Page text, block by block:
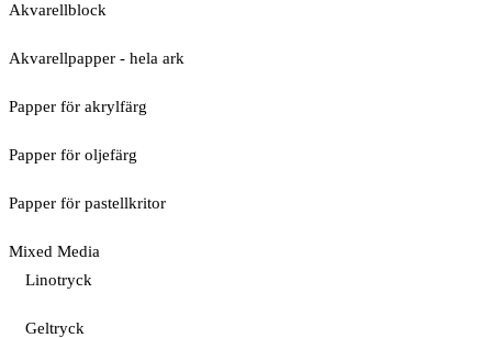
Akvarellblock
Akvarellpapper - hela ark
Papper för akrylfärg
Papper för oljefärg
Papper för pastellkritor
Mixed Media
Linotryck
Geltryck